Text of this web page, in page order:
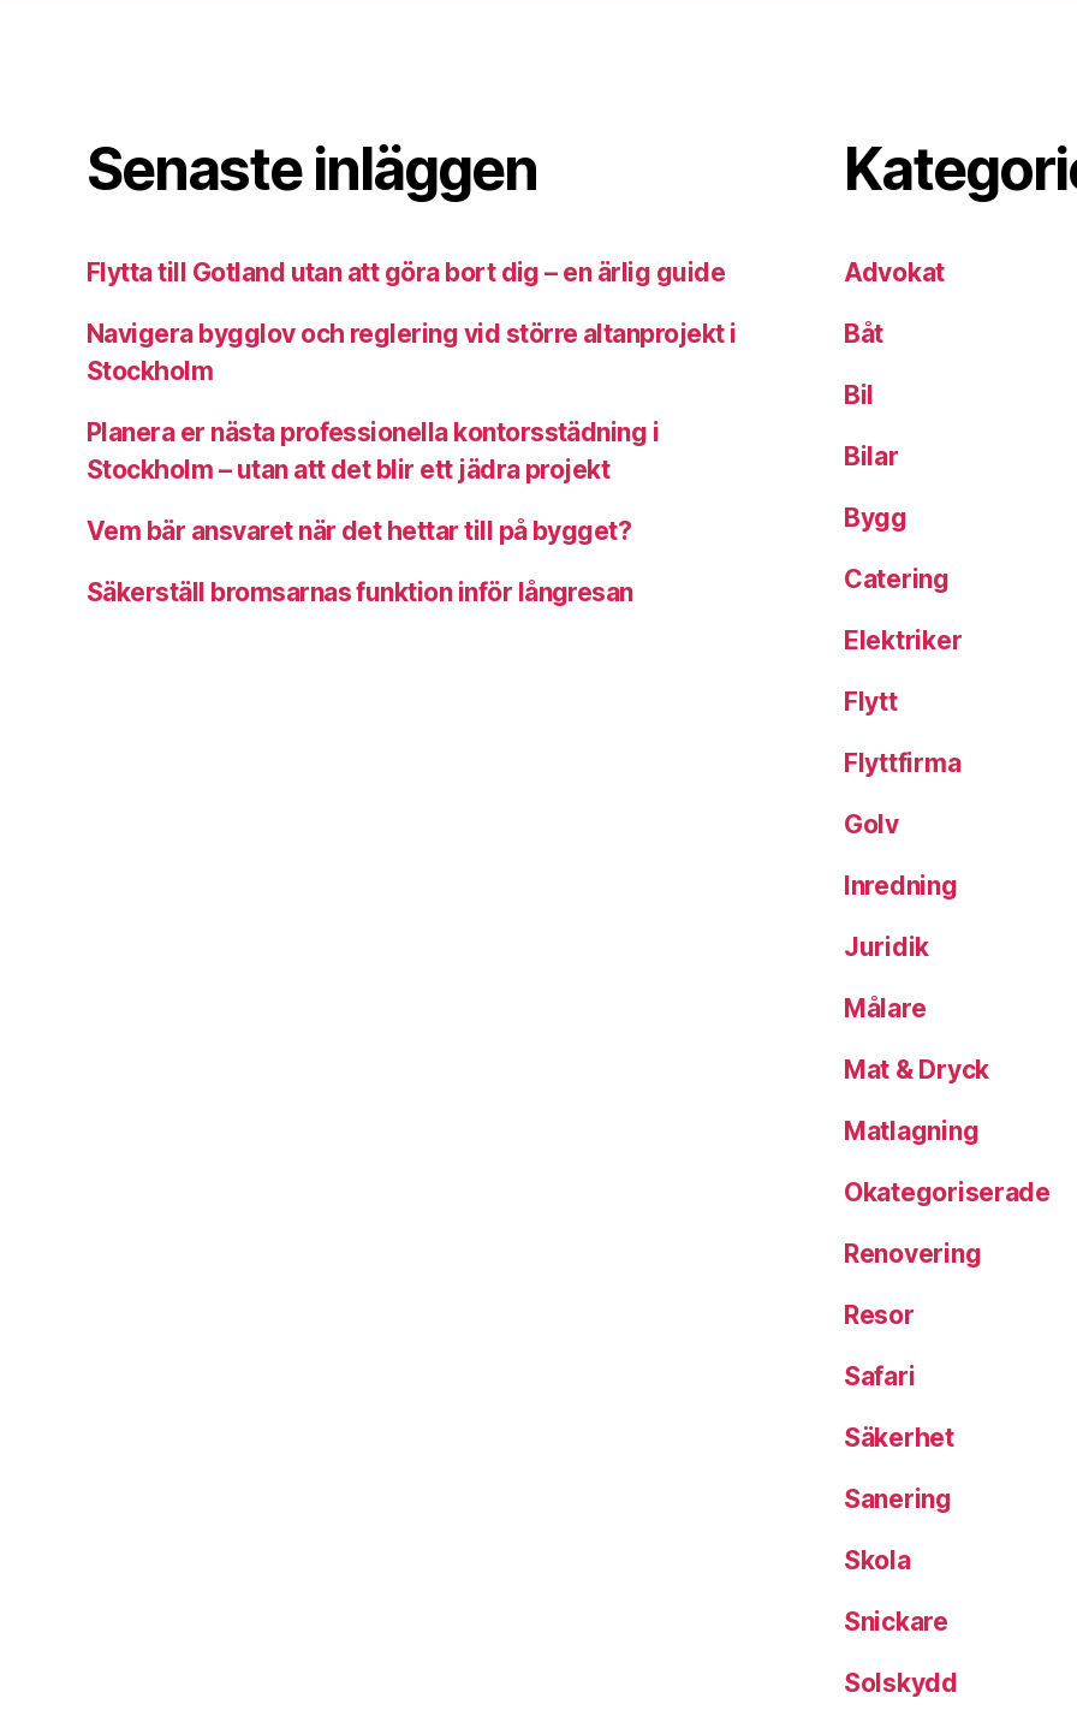
Senaste inläggen
Flytta till Gotland utan att göra bort dig – en ärlig guide
Navigera bygglov och reglering vid större altanprojekt i
Stockholm
Planera er nästa professionella kontorsstädning i
Stockholm – utan att det blir ett jädra projekt
Vem bär ansvaret när det hettar till på bygget?
Säkerställ bromsarnas funktion inför långresan
Advokat
Båt
Bil
Bilar
Bygg
Catering
Elektriker
Flytt
Flyttfirma
Golv
Inredning
Juridik
Målare
Mat & Dryck
Matlagning
Okategoriserade
Renovering
Resor
Safari
Säkerhet
Sanering
Skola
Snickare
Solskydd